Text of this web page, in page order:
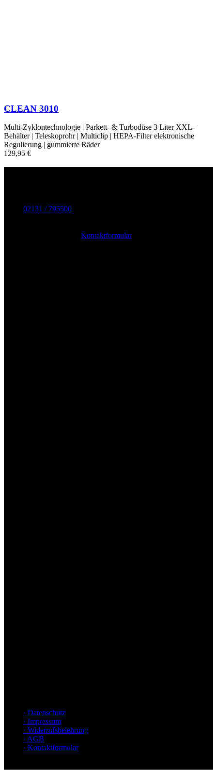
CLEAN 3010
Multi-Zyklontechnologie | Parkett- & Turbodüse 3 Liter XXL-
Behälter | Teleskoprohr | Multiclip | HEPA-Filter elektronische
Regulierung | gummierte Räder
129,95 €
02131 / 795500
Kontaktformular
· Datenschutz
· Impressum
· Widerrufsbelehrung
· AGB
· Kontaktformular